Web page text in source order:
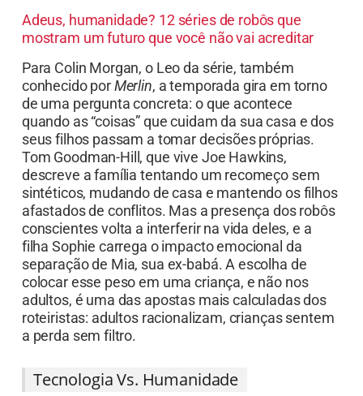
Adeus, humanidade? 12 séries de robôs que
mostram um futuro que você não vai acreditar
Para Colin Morgan, o Leo da série, também
conhecido porMerlin, a temporada gira em torno
de uma pergunta concreta: o que acontece
quando as “coisas” que cuidam da sua casa e dos
seus filhos passam a tomar decisões próprias.
Tom Goodman-Hill, que vive Joe Hawkins,
descreve a família tentando um recomeço sem
sintéticos, mudando de casa e mantendo os filhos
afastados de conflitos. Mas a presença dos robôs
conscientes volta a interferir na vida deles, e a
filha Sophie carrega o impacto emocional da
separação de Mia, sua ex-babá. A escolha de
colocar esse peso em uma criança, e não nos
adultos, é uma das apostas mais calculadas dos
roteiristas: adultos racionalizam, crianças sentem
a perda sem filtro.
Tecnologia Vs. Humanidade